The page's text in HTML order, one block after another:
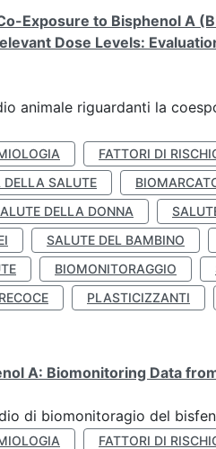
Exposure to Bisphenol A
Dose Levels:
animale riguardanti la
FATTORI DI
DELLA SALUTE
DELLA DONNA
SALUTE DEL BAMBINO
BIOMONITORAGGIO
PLASTICIZZANTI
A: Biomonitoring Data
di biomonitoragio del
FATTORI DI